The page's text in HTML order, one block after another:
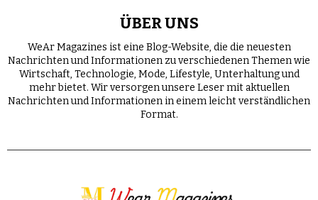
ÜBER UNS
WeAr Magazines ist eine Blog-Website, die die neuesten
Nachrichten und Informationen zu verschiedenen Themen wie
Wirtschaft, Technologie, Mode, Lifestyle, Unterhaltung und
mehr bietet. Wir versorgen unsere Leser mit aktuellen
Nachrichten und Informationen in einem leicht verständlichen
Format.